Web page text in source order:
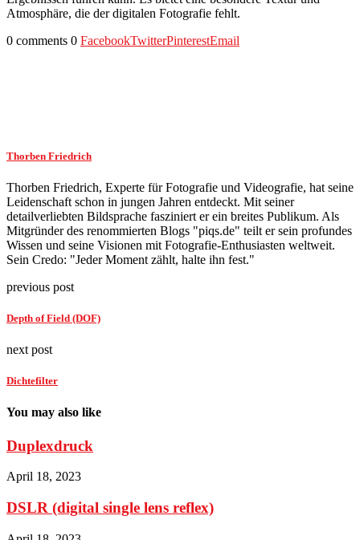
Atmosphäre, die der digitalen Fotografie fehlt.
0 comments 0 FacebookTwitterPinterestEmail
Thorben Friedrich
Thorben Friedrich, Experte für Fotografie und Videografie, hat seine
Leidenschaft schon in jungen Jahren entdeckt. Mit seiner
detailverliebten Bildsprache fasziniert er ein breites Publikum. Als
Mitgründer des renommierten Blogs "piqs.de" teilt er sein profundes
Wissen und seine Visionen mit Fotografie-Enthusiasten weltweit.
Sein Credo: "Jeder Moment zählt, halte ihn fest."
previous post
Depth of Field (DOF)
next post
Dichtefilter
You may also like
Duplexdruck
April 18, 2023
DSLR (digital single lens reflex)